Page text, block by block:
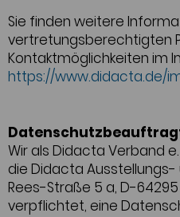
Sie finden weitere
vertretungsberechtigten
Kontaktmöglichkeiten im
https://www.didacta.de/
Wir als Didacta Verband
die Didacta
Rees-Straße 5 a, D-
verpflichtet, eine